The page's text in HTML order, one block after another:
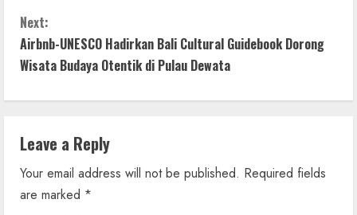
n
t
u
e
Next:
Airbnb-UNESCO Hadirkan Bali Cultural Guidebook Dorong
Wisata Budaya Otentik di Pulau Dewata
Leave a Reply
Your email address will not be published. Required fields
are marked *